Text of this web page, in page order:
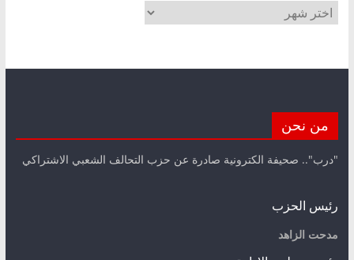
الأرشيف
من نحن
"درب".. صحيفة الكترونية صادرة عن حزب التحالف الشعبي الاشتراكي
رئيس الحزب
مدحت الزاهد